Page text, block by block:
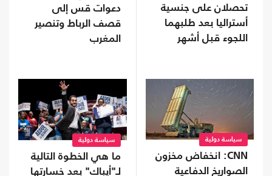
تحصلان على جنسية
أستراليا بعد طلبهما
اللجوء قبل أشهر
دعوات قس إلى
قصف الرباط وتنصير
المغرب
سياسة دولية
CNN: انخفاض مخزون
الصواريخ الدفاعية
سياسة دولية
ما هي الخطوة التالية
لـ"أيباك" بعد خسارتها